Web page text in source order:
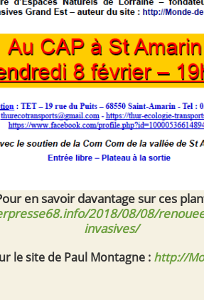
en savoir davantage sur ces
2018/08/08/
invasives/
le site de Paul Montagne : http://